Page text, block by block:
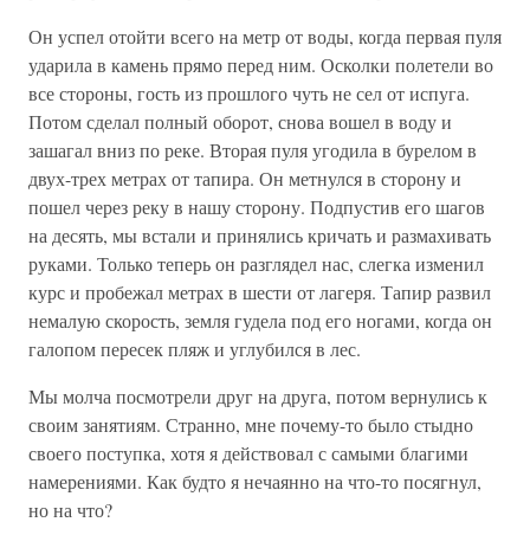
Он успел отойти всего на метр от воды, когда первая пуля
ударила в камень прямо перед ним. Осколки полетели во
все стороны, гость из прошлого чуть не сел от испуга.
Потом сделал полный оборот, снова вошел в воду и
зашагал вниз по реке. Вторая пуля угодила в бурелом в
двух-трех метрах от тапира. Он метнулся в сторону и
пошел через реку в нашу сторону. Подпустив его шагов
на десять, мы встали и принялись кричать и размахивать
руками. Только теперь он разглядел нас, слегка изменил
курс и пробежал метрах в шести от лагеря. Тапир развил
немалую скорость, земля гудела под его ногами, когда он
галопом пересек пляж и углубился в лес.
Мы молча посмотрели друг на друга, потом вернулись к
своим занятиям. Странно, мне почему-то было стыдно
своего поступка, хотя я действовал с самыми благими
намерениями. Как будто я нечаянно на что-то посягнул,
но на что?